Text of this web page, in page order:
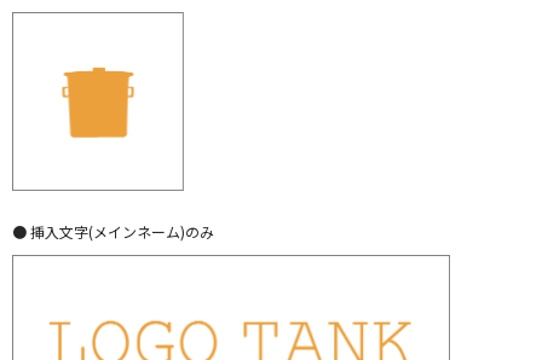
● 挿入文字(メインネーム)のみ